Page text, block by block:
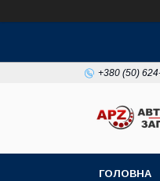
+380 (50)
ГОЛОВНА